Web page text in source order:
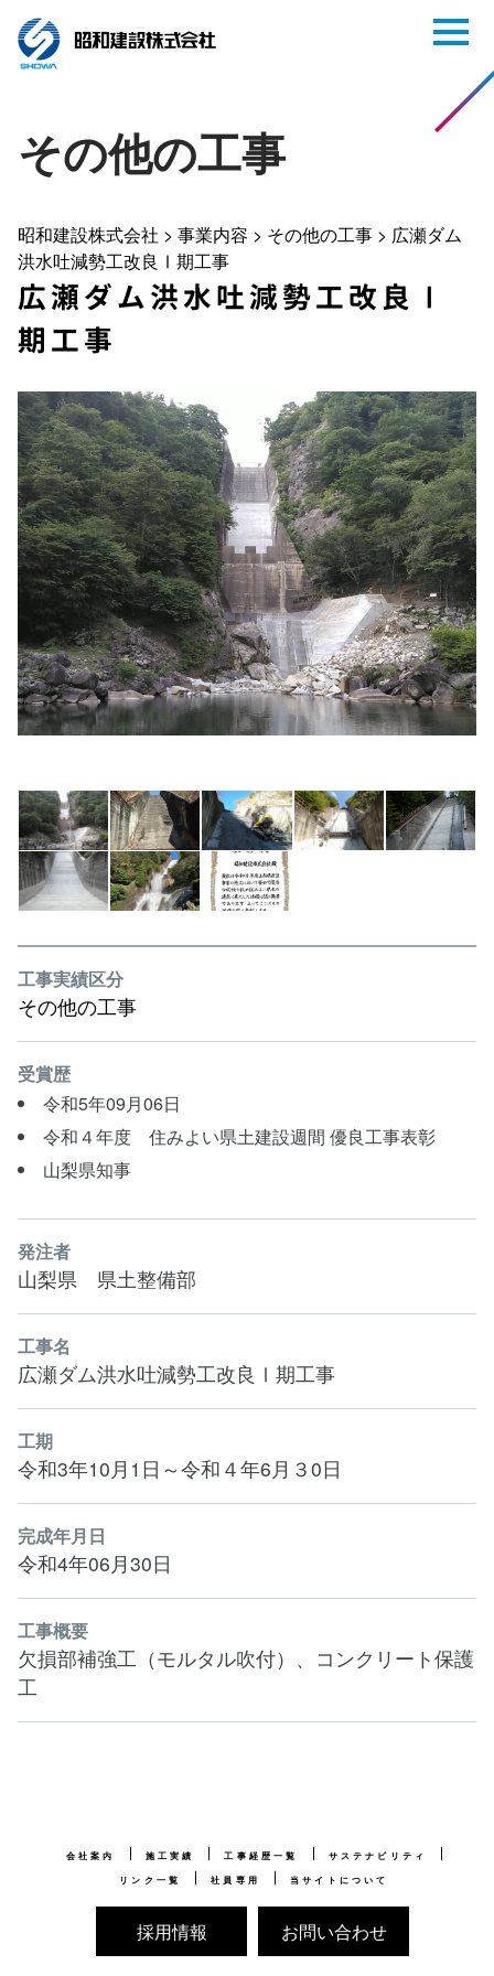
その他の工事
昭和建設株式会社 > 事業内容 > その他の工事 > 広瀬ダム
洪水吐減勢工改良Ⅰ期工事
広瀬ダム洪水吐減勢工改良Ⅰ
期工事
工事実績区分
その他の工事
受賞歴
令和5年09月06日
令和４年度 住みよい県土建設週間 優良工事表彰
山梨県知事
発注者
山梨県 県土整備部
工事名
広瀬ダム洪水吐減勢工改良Ⅰ期工事
工期
令和3年10月1日～令和４年6月３0日
完成年月日
令和4年06月30日
工事概要
欠損部補強工（モルタル吹付）、コンクリート保護
工
会社案内 施工実績 工事経歴一覧
サステナビリティ
リンク一覧
社員専用 当サイトについて
採用情報 お問い合わせ